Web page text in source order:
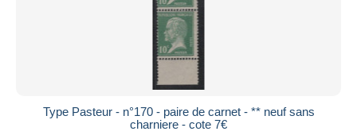
Type Pasteur - n°170 - paire de carnet - ** neuf sans
charniere - cote 7€